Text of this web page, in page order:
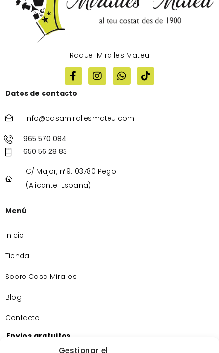
Gestionar el
Raquel Miralles Mateu
Datos de contacto
info@casamirallesmateu.com
965 570 084
650 56 28 83
C/ Major, nº9. 03780 Pego
(Alicante-España)
Menú
Inicio
Tienda
Sobre Casa Miralles
Blog
Contacto
Envíos gratuitos
Envíos gratuitos por la compra de más de 60€.